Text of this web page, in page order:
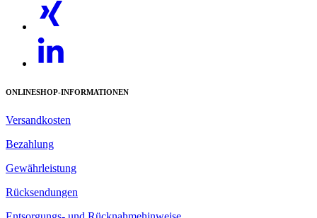
ONLINESHOP-INFORMATIONEN
Versandkosten
Bezahlung
Gewährleistung
Rücksendungen